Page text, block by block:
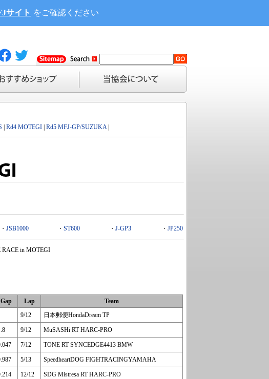
サイト をご確認ください
Rd4 MOTEGI Rd5 MFJ-GP/SUZUKA|
・ JSB1000 ・ ST600 ・ J-GP3 ・ JP250
in MOTEGI
Gap Lap
Team
9/12 日本郵便HondaDream TP
9/12 MuSASHi RT HARC-PRO
7/12 TONE RT SYNCEDGE4413 BMW
5/13 SpeedheartDOG FIGHTRACINGYAMAHA
12/12 SDG Mistresa RT HARC-PRO